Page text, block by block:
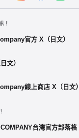
！
官方 X（日文）
文）
線上商店 X（日文）
台灣官方部落格